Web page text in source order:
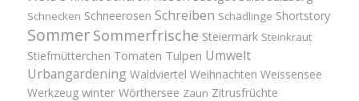
Schnecken Schneerosen Schreiben Schädlinge Shortstory
Sommer Sommerfrische Steiermark Steinkraut
Stiefmütterchen Tomaten Tulpen Umwelt
Urbangardening Waldviertel Weihnachten Weissensee
Werkzeug winter Wörthersee Zaun Zitrusfrüchte